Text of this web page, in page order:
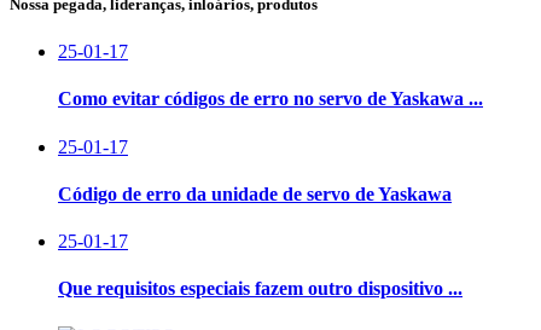
Nossa pegada, lideranças, inloários, produtos
25-01-17
Como evitar códigos de erro no servo de Yaskawa ...
25-01-17
Código de erro da unidade de servo de Yaskawa
25-01-17
Que requisitos especiais fazem outro dispositivo ...